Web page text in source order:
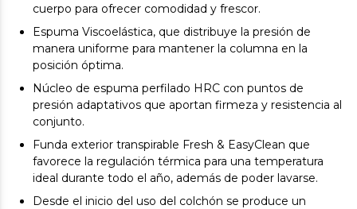
cuerpo para ofrecer comodidad y frescor.
Espuma Viscoelástica, que distribuye la presión de
manera uniforme para mantener la columna en la
posición óptima.
Núcleo de espuma perfilado HRC con puntos de
presión adaptativos que aportan firmeza y resistencia al
conjunto.
Funda exterior transpirable Fresh & EasyClean que
favorece la regulación térmica para una temperatura
ideal durante todo el año, además de poder lavarse.
Desde el inicio del uso del colchón se produce un